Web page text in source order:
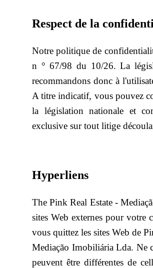
Respect de la
Notre politique de
n ° 67/98 du 10/26. La
recommandons donc à
A titre indicatif, vous pouvez
la législation nationale et
exclusive sur tout litige
Hyperliens
The Pink Real Estate -
sites Web externes pour votre
vous quittez les sites Web de
Mediação Imobiliária Lda. Ne
peuvent être différentes de